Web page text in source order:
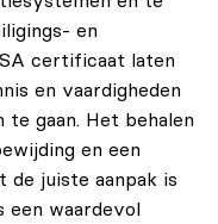
en
certificaat laten
en vaardigheden
te gaan. Het behalen
en een
de juiste aanpak is
waardevol